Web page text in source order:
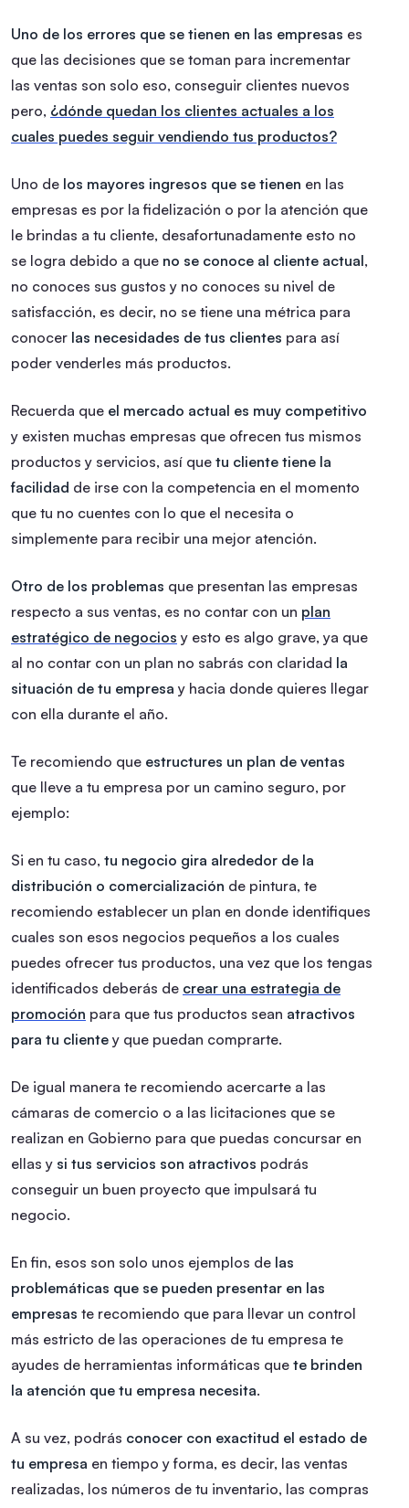
Uno de los errores que se tienen en las empresas es
que las decisiones que se toman para incrementar
las ventas son solo eso, conseguir clientes nuevos
pero, ¿dónde quedan los clientes actuales a los
cuales puedes seguir vendiendo tus productos?
Uno de los mayores ingresos que se tienen en las
empresas es por la fidelización o por la atención que
le brindas a tu cliente, desafortunadamente esto no
se logra debido a que no se conoce al cliente actual,
no conoces sus gustos y no conoces su nivel de
satisfacción, es decir, no se tiene una métrica para
conocer las necesidades de tus clientes para así
poder venderles más productos.
Recuerda que el mercado actual es muy competitivo
y existen muchas empresas que ofrecen tus mismos
productos y servicios, así que tu cliente tiene la
facilidad de irse con la competencia en el momento
que tu no cuentes con lo que el necesita o
simplemente para recibir una mejor atención.
Otro de los problemas que presentan las empresas
respecto a sus ventas, es no contar con un plan
estratégico de negocios y esto es algo grave, ya que
al no contar con un plan no sabrás con claridad la
situación de tu empresa y hacia donde quieres llegar
con ella durante el año.
Te recomiendo que estructures un plan de ventas
que lleve a tu empresa por un camino seguro, por
ejemplo:
Si en tu caso, tu negocio gira alrededor de la
distribución o comercialización de pintura, te
recomiendo establecer un plan en donde identifiques
cuales son esos negocios pequeños a los cuales
puedes ofrecer tus productos, una vez que los tengas
identificados deberás de crear una estrategia de
promoción para que tus productos sean atractivos
para tu cliente y que puedan comprarte.
De igual manera te recomiendo acercarte a las
cámaras de comercio o a las licitaciones que se
realizan en Gobierno para que puedas concursar en
ellas y si tus servicios son atractivos podrás
conseguir un buen proyecto que impulsará tu
negocio.
En fin, esos son solo unos ejemplos de las
problemáticas que se pueden presentar en las
empresas te recomiendo que para llevar un control
más estricto de las operaciones de tu empresa te
ayudes de herramientas informáticas que te brinden
la atención que tu empresa necesita.
A su vez, podrás conocer con exactitud el estado de
tu empresa en tiempo y forma, es decir, las ventas
realizadas, los números de tu inventario, las compras